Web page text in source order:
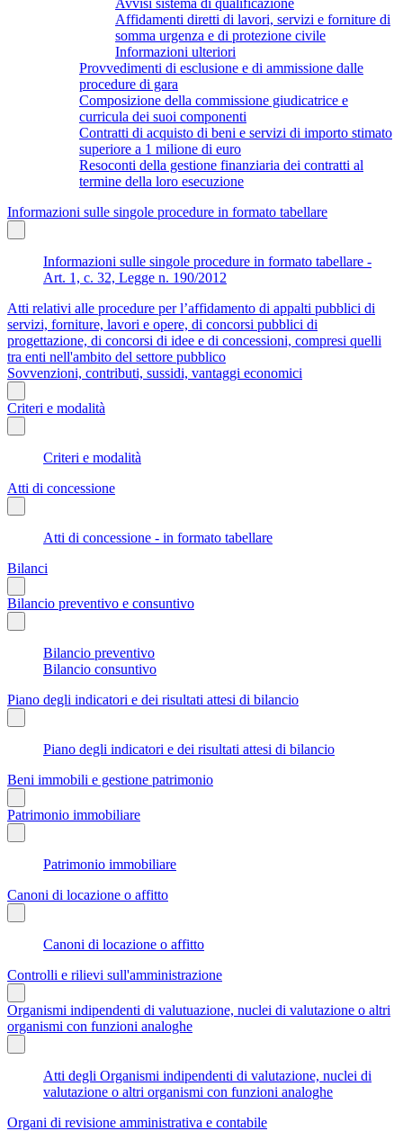
Affidamenti diretti di lavori, servizi e forniture di
somma urgenza e di protezione civile
Informazioni ulteriori
Provvedimenti di esclusione e di ammissione dalle
procedure di gara
Composizione della commissione giudicatrice e
curricula dei suoi componenti
Contratti di acquisto di beni e servizi di importo stimato
superiore a 1 milione di euro
Resoconti della gestione finanziaria dei contratti al
termine della loro esecuzione
Informazioni sulle singole procedure in formato tabellare
Informazioni sulle singole procedure in formato tabellare -
Art. 1, c. 32, Legge n. 190/2012
Atti relativi alle procedure per l’affidamento di appalti pubblici di
servizi, forniture, lavori e opere, di concorsi pubblici di
progettazione, di concorsi di idee e di concessioni, compresi quelli
tra enti nell'ambito del settore pubblico
Sovvenzioni, contributi, sussidi, vantaggi economici
Criteri e modalità
Criteri e modalità
Atti di concessione
Atti di concessione - in formato tabellare
Bilanci
Bilancio preventivo e consuntivo
Bilancio preventivo
Bilancio consuntivo
Piano degli indicatori e dei risultati attesi di bilancio
Piano degli indicatori e dei risultati attesi di bilancio
Beni immobili e gestione patrimonio
Patrimonio immobiliare
Patrimonio immobiliare
Canoni di locazione o affitto
Canoni di locazione o affitto
Controlli e rilievi sull'amministrazione
Organismi indipendenti di valutuazione, nuclei di valutazione o altri
organismi con funzioni analoghe
Atti degli Organismi indipendenti di valutazione, nuclei di
valutazione o altri organismi con funzioni analoghe
Organi di revisione amministrativa e contabile